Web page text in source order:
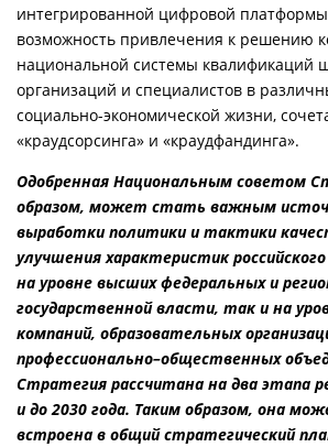
интегрированной цифровой платформы
возможность привлечения к решению
национальной системы квалификаций
организаций и специалистов в
социально-экономической жизни,
«краудсорсинга» и «краудфандинга».
Одобренная Национальным советом
образом, может стать важным
выработки политики и тактики
улучшения характеристик
на уровне высших федеральных и
государственной власти, так и на
компаний, образовательных
профессионально–общественных
Стратегия рассчитана на два этапа
и до 2030 года. Таким образом, она
встроена в общий стратегический